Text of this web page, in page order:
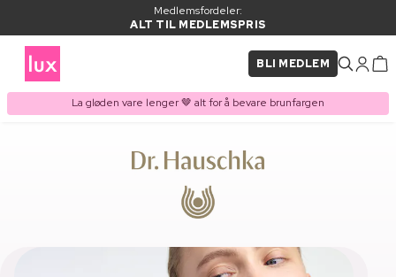
Medlemsfordeler:
ALT TIL MEDLEMSPRIS
BLI MEDLEM
La gløden vare lenger 🤎 alt for å bevare brunfargen